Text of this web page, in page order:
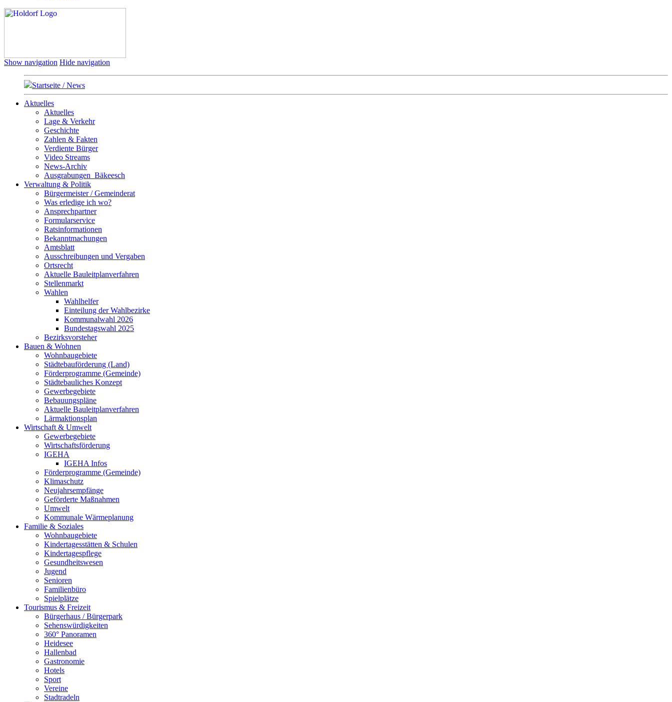
Show navigation Hide navigation
Startseite / News
Aktuelles
Aktuelles
Lage & Verkehr
Geschichte
Zahlen & Fakten
Verdiente Bürger
Video Streams
News-Archiv
Ausgrabungen_Bäkeesch
Verwaltung & Politik
Bürgermeister / Gemeinderat
Was erledige ich wo?
Ansprechpartner
Formularservice
Ratsinformationen
Bekanntmachungen
Amtsblatt
Ausschreibungen und Vergaben
Ortsrecht
Aktuelle Bauleitplanverfahren
Stellenmarkt
Wahlen
Wahlhelfer
Einteilung der Wahlbezirke
Kommunalwahl 2026
Bundestagswahl 2025
Bezirksvorsteher
Bauen & Wohnen
Wohnbaugebiete
Städtebauförderung (Land)
Förderprogramme (Gemeinde)
Städtebauliches Konzept
Gewerbegebiete
Bebauungspläne
Aktuelle Bauleitplanverfahren
Lärmaktionsplan
Wirtschaft & Umwelt
Gewerbegebiete
Wirtschaftsförderung
IGEHA
IGEHA Infos
Förderprogramme (Gemeinde)
Klimaschutz
Neujahrsempfänge
Geförderte Maßnahmen
Umwelt
Kommunale Wärmeplanung
Familie & Soziales
Wohnbaugebiete
Kindertagesstätten & Schulen
Kindertagespflege
Gesundheitswesen
Jugend
Senioren
Familienbüro
Spielplätze
Tourismus & Freizeit
Bürgerhaus / Bürgerpark
Sehenswürdigkeiten
360° Panoramen
Heidesee
Hallenbad
Gastronomie
Hotels
Sport
Vereine
Stadtradeln